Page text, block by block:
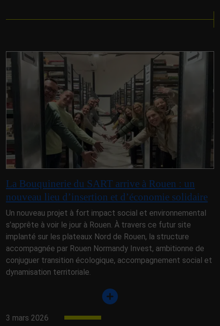
La Bouquinerie du SART arrive à Rouen : un
nouveau lieu d’insertion et d’économie solidaire
Un nouveau projet à fort impact social et environnemental
s’apprête à voir le jour à Rouen. À travers ce futur site
implanté sur les plateaux Nord de Rouen, la structure
accompagnée par Rouen Normandy Invest, ambitionne de
conjuguer transition écologique, accompagnement social et
dynamisation territoriale.
3 mars 2026